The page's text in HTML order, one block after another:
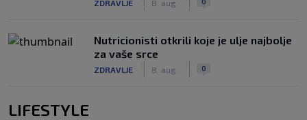
ZDRAVLJE 8. aug.
Nutricionisti otkrili koje je ulje najbolje
za vaše srce
ZDRAVLJE 8. aug. 0
LIFESTYLE